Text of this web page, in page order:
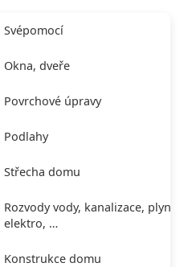
Svépomocí
Okna, dveře
Povrchové úpravy
Podlahy
Střecha domu
Rozvody vody, kanalizace, plynu,
elektro, …
Konstrukce domu